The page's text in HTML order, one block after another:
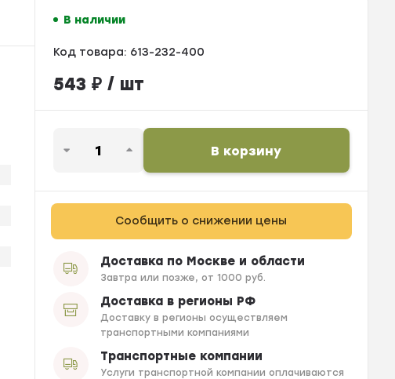
В наличии
Код товара: 613-232-400
543 ₽/ шт
В корзину
Сообщить о снижении цены
Доставка по Москве и области
Завтра или позже, от 1000 руб.
Доставка в регионы РФ
Доставку в регионы осуществляем
транспортными компаниями
Транспортные компании
Услуги транспортной компании оплачиваются